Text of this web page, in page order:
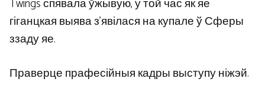
гіганцкая выява з’явілася на купале ў Сферы
ззаду яе.
Праверце прафесійныя кадры выступу ніжэй.